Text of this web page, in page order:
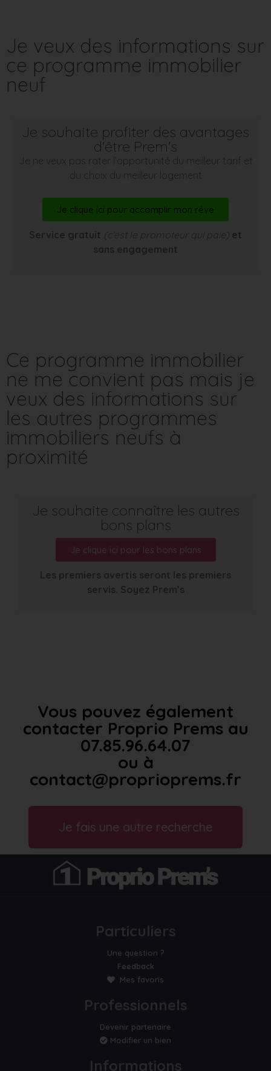
Je veux des informations sur
ce programme immobilier
neuf
Je souhaite profiter des avantages
d'être Prem's
Je ne veux pas rater l’opportunité du meilleur tarif et
du choix du meilleur logement
Je clique ici pour accomplir mon rêve
Service gratuit (c’est le promoteur qui paie) et
sans engagement
Ce programme immobilier
ne me convient pas mais je
veux des informations sur
les autres programmes
immobiliers neufs à
proximité
Je souhaite connaître les autres
bons plans
Je clique ici pour les bons plans
Les premiers avertis seront les premiers
servis. Soyez Prem’s
Vous pouvez également
contacter Proprio Prems au
07.85.96.64.07
ou à
contact@proprioprems.fr
Je fais une autre recherche
Particuliers
Une question ?
Feedback
Mes favoris
Professionnels
Devenir partenaire
Modifier un bien
Informations